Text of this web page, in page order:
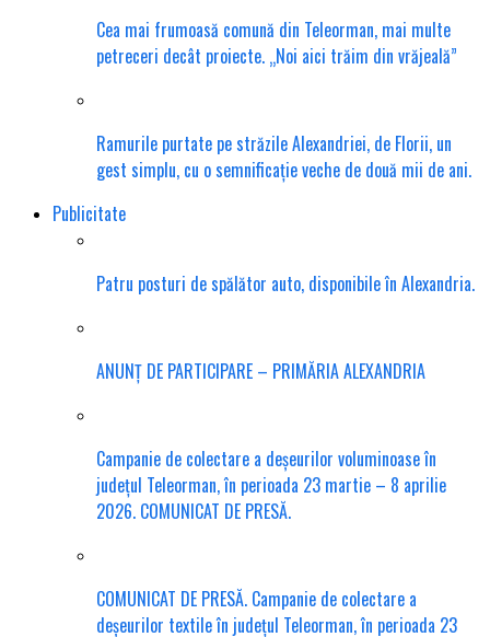
Cea mai frumoasă comună din Teleorman, mai multe
petreceri decât proiecte. „Noi aici trăim din vrăjeală”
Ramurile purtate pe străzile Alexandriei, de Florii, un
gest simplu, cu o semnificație veche de două mii de ani.
Publicitate
Patru posturi de spălător auto, disponibile în Alexandria.
ANUNȚ DE PARTICIPARE – PRIMĂRIA ALEXANDRIA
Campanie de colectare a deșeurilor voluminoase în
județul Teleorman, în perioada 23 martie – 8 aprilie
2026. COMUNICAT DE PRESĂ.
COMUNICAT DE PRESĂ. Campanie de colectare a
deșeurilor textile în județul Teleorman, în perioada 23